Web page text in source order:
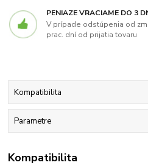
PENIAZE VRACIAME DO 3
V prípade odstúpenia od
prac. dní od prijatia tovaru
Kompatibilita
Parametre
Kompatibilita